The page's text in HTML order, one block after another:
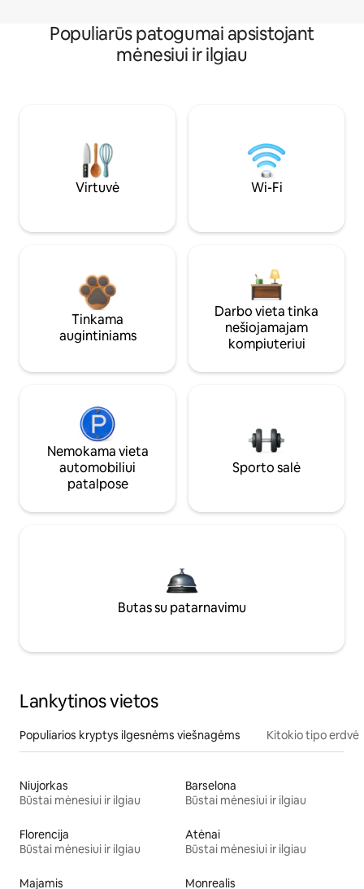
Populiarūs patogumai apsistojant
mėnesiui ir ilgiau
Virtuvė Wi-Fi
Tinkama
augintiniams
Darbo vieta tinka
nešiojamajam
kompiuteriui
Nemokama vieta
automobiliui
patalpose
Sporto salė
Butas su patarnavimu
Lankytinos vietos
Populiarios kryptys ilgesnėms viešnagėms Kitokio tipo erdvės
Niujorkas
Būstai mėnesiui ir ilgiau
Barselona
Būstai mėnesiui ir ilgiau
Florencija
Būstai mėnesiui ir ilgiau
Atėnai
Būstai mėnesiui ir ilgiau
Majamis Monrealis